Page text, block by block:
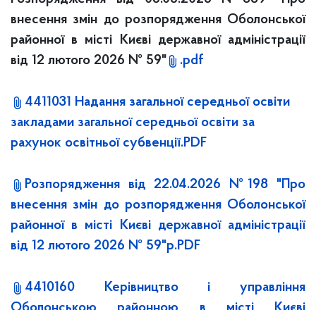
внесення змін до розпорядження Оболонської
районної в місті Києві державної адміністрації
від 12 лютого 2026 № 59"
.pdf
4411031 Надання загальної середньої освіти
закладами загальної середньої освіти за
рахунок освітньої субвенції.PDF
Розпорядження від 22.04.2026 №198 "Про
внесення змін до розпорядження Оболонської
районної в місті Києві державної адміністрації
від 12 лютого 2026 № 59"р.PDF
4410160 Керівництво і управління